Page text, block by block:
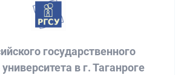
государственного
в г. Таганроге